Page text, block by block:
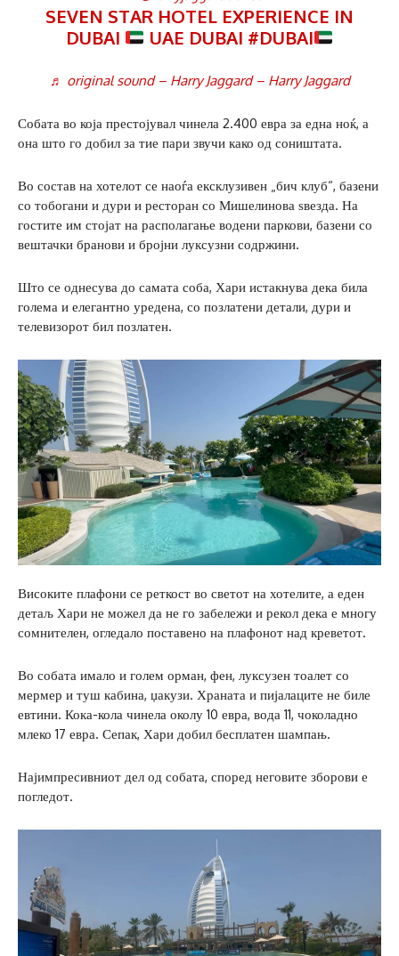
SEVEN STAR HOTEL EXPERIENCE IN
DUBAI
UAE DUBAI #DUBAI
♬ original sound – Harry Jaggard – Harry Jaggard
Собата во која престојувал чинела 2.400 евра за една ноќ, а
она што го добил за тие пари звучи како од соништата.
Во состав на хотелот се наоѓа ексклузивен „бич клуб“, базени
со тобогани и дури и ресторан со Мишелинова ѕвезда. На
гостите им стојат на располагање водени паркови, базени со
вештачки бранови и бројни луксузни содржини.
Што се однесува до самата соба, Хари истакнува дека била
голема и елегантно уредена, со позлатени детали, дури и
телевизорот бил позлатен.
Високите плафони се реткост во светот на хотелите, а еден
детаљ Хари не можел да не го забележи и рекол дека е многу
сомнителен, огледало поставено на плафонот над креветот.
Во собата имало и голем орман, фен, луксузен тоалет со
мермер и туш кабина, џакузи. Храната и пијалаците не биле
евтини. Кока-кола чинела околу 10 евра, вода 11, чоколадно
млеко 17 евра. Сепак, Хари добил бесплатен шампањ.
Најимпресивниот дел од собата, според неговите зборови е
погледот.